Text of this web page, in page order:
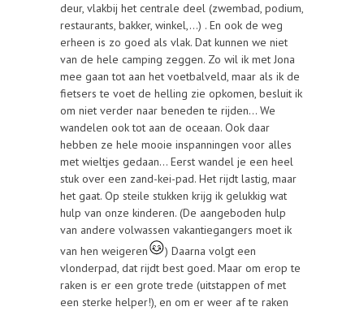
deur, vlakbij het centrale deel (zwembad, podium,
restaurants, bakker, winkel,…) . En ook de weg
erheen is zo goed als vlak. Dat kunnen we niet
van de hele camping zeggen. Zo wil ik met Jona
mee gaan tot aan het voetbalveld, maar als ik de
fietsers te voet de helling zie opkomen, besluit ik
om niet verder naar beneden te rijden… We
wandelen ook tot aan de oceaan. Ook daar
hebben ze hele mooie inspanningen voor alles
met wieltjes gedaan… Eerst wandel je een heel
stuk over een zand-kei-pad. Het rijdt lastig, maar
het gaat. Op steile stukken krijg ik gelukkig wat
hulp van onze kinderen. (De aangeboden hulp
van andere volwassen vakantiegangers moet ik
van hen weigeren
) Daarna volgt een
vlonderpad, dat rijdt best goed. Maar om erop te
raken is er een grote trede (uitstappen of met
een sterke helper!), en om er weer af te raken